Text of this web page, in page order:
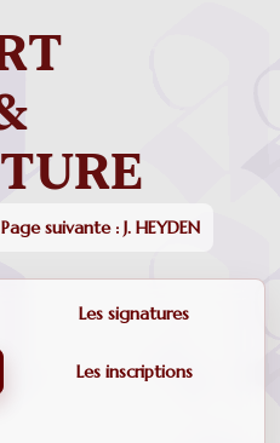
Page suivante : J. HEYDEN
Les signatures
Les inscriptions